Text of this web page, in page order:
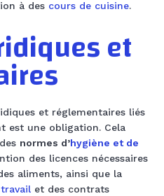
à des cours de cuisine.
et
et réglementaires liés
est une obligation. Cela
normes d’hygiène et de
des licences nécessaires
aliments, ainsi que la
et des contrats